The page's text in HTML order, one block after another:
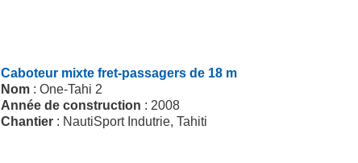
Caboteur mixte fret-passagers de 18 m
Nom : One-Tahi 2
Année de construction : 2008
Chantier : NautiSport Indutrie, Tahiti